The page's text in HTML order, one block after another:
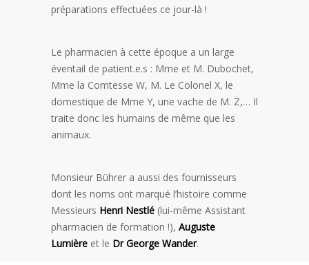
préparations effectuées ce jour-là !
Le pharmacien à cette époque a un large
éventail de patient.e.s : Mme et M. Dubochet,
Mme la Comtesse W, M. Le Colonel X, le
domestique de Mme Y, une vache de M. Z,… Il
traite donc les humains de même que les
animaux.
Monsieur Bührer a aussi des fournisseurs
dont les noms ont marqué l’histoire comme
Messieurs Henri Nestlé (lui-même Assistant
pharmacien de formation !), Auguste
Lumière et le Dr George Wander.